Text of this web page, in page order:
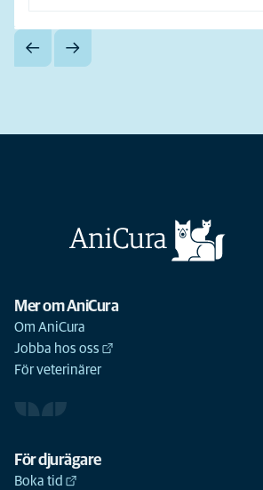
Mer om AniCura
Om AniCura
Jobba hos oss
För veterinärer
För djurägare
Boka tid